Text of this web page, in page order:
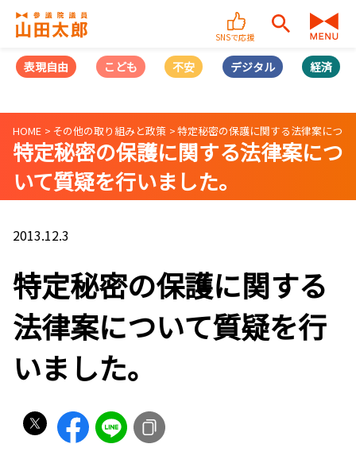
SNSで応援
表現自由 こども 不安 デジタル 経済
HOME その他の取り組みと政策 特定秘密の保護に関する法律案につ
特定秘密の保護に関する法律案につ
いて質疑を行いました。
2013.12.3
特定秘密の保護に関する
法律案について質疑を行
いました。